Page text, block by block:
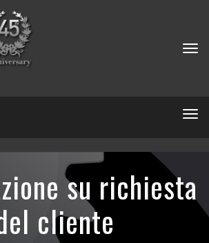
su richiesta
cliente